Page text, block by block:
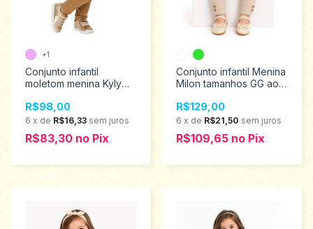
Conjunto infantil
moletom menina Kyly
R$98,00
6 x de R$16,33 sem juros
R$83,30 no Pix
+1
Conjunto infantil Menina
Milon tamanhos GG ao
R$129,00
6 x de R$21,50 sem juros
R$109,65 no Pix